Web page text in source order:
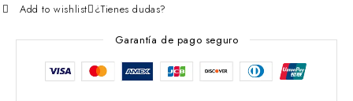
Add to wishlist ¿Tienes dudas?
Garantía de pago seguro